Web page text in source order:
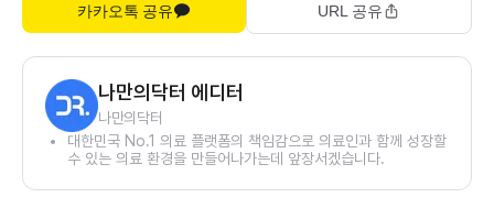
카카오톡 공유 URL 공유
나만의닥터 에디터
나만의닥터
대한민국 No.1 의료 플랫폼의 책임감으로 의료인과 함께 성장할
수 있는 의료 환경을 만들어나가는데 앞장서겠습니다.